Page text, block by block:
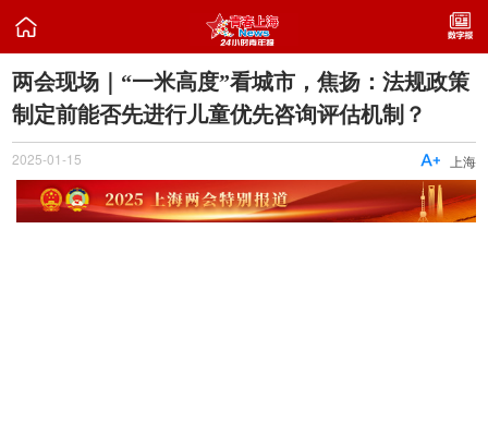

两会现场｜“一米高度”看城市，焦扬：法规政策
制定前能否先进行儿童优先咨询评估机制？
2025-01-15 上海
